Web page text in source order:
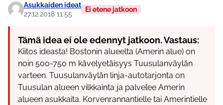
Asukkaiden ideat
27.12.2018 11:55
Ei etene jatkoon
Tämä idea ei ole edennyt jatkoon. Vastaus:
Kiitos ideasta! Bostonin alueelta (Amerin alue) on
noin 500-750 m kävelyetäisyys Tuusulanväylän
varteen. Tuusulanväylän linja-autotarjonta on
Tuusulan alueen vilkkainta ja palvelee Amerin
alueen asukkaita. Korvenrannantielle tai Amerintielle